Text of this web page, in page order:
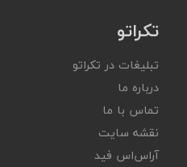
تکراتو
تبلیغات در تکراتو
درباره ما
تماس با ما
نقشه سایت
آر‌اس‌اس فید